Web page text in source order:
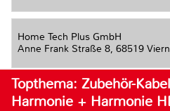
Home Tech Plus GmbH
Anne Frank Straße 8, 68519
Topthema: Zubehör-
Harmonie + Harmonie